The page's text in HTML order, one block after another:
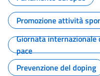
Promozione attività
Giornata
pace
Prevenzione del doping